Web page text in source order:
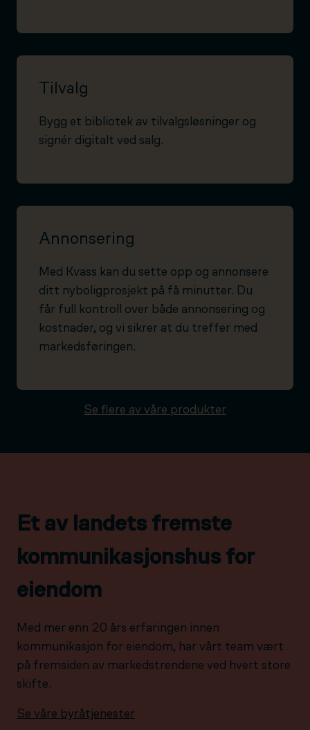
Tilvalg
Bygg et bibliotek av tilvalgsløsninger og
signér digitalt ved salg.
Annonsering
Med Kvass kan du sette opp og annonsere
ditt nyboligprosjekt på få minutter. Du
får full kontroll over både annonsering og
kostnader, og vi sikrer at du treffer med
markedsføringen.
Se flere av våre produkter
Et av landets fremste
kommunikasjonshus for
eiendom
Med mer enn 20 års erfaringen innen
kommunikasjon for eiendom, har vårt team vært
på fremsiden av markedstrendene ved hvert store
skifte.
Se våre byråtjenester